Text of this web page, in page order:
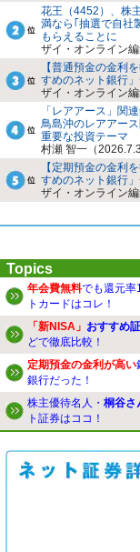
花王（4452）、株
満なら｢抽選で自社
もらえることに
ザイ・オンライン
【普通預金の金利
すめのネット銀行」
ザイ・オンライン
「レアアース」関
鳥島沖のレアアー
重要な投資テーマ
村瀬 智一（
【定期預金の金利
すめのネット銀行」
ザイ・オンライン
Topics
年会費無料でも還元
トカードはコレ！
「新NISA」 おすすめ
どで徹底比較！
定期預金の金利が高い
銀行だった！
株主優待名人・ 桐谷さ
ト証券はココ！